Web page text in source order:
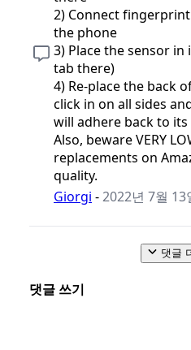
2) Connect
the phone
3) Place the sensor in
tab there)
4) Re-place the back
click in on all sides
will adhere back to its
Also, beware VERY
replacements on
quality.
Giorgi -2022년 7월 13
댓글
댓글 쓰기